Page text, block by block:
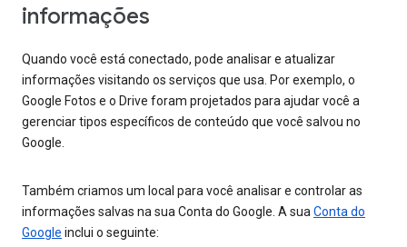
informações
Quando você está conectado, pode analisar e atualizar
informações visitando os serviços que usa. Por exemplo, o
Google Fotos e o Drive foram projetados para ajudar você a
gerenciar tipos específicos de conteúdo que você salvou no
Google.
Também criamos um local para você analisar e controlar as
informações salvas na sua Conta do Google. A sua Conta do
Google inclui o seguinte: